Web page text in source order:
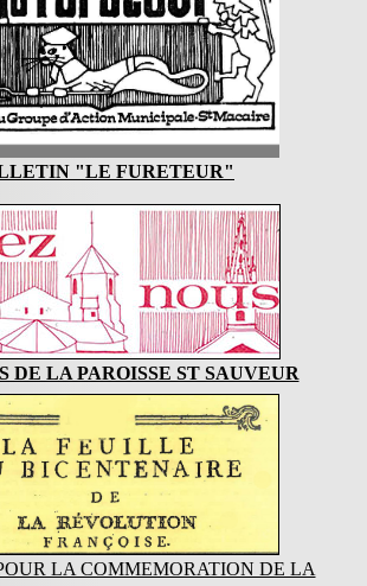
"LE FURETEUR"
DE LA PAROISSE ST SAUVEUR
LA COMMEMORATION DE LA